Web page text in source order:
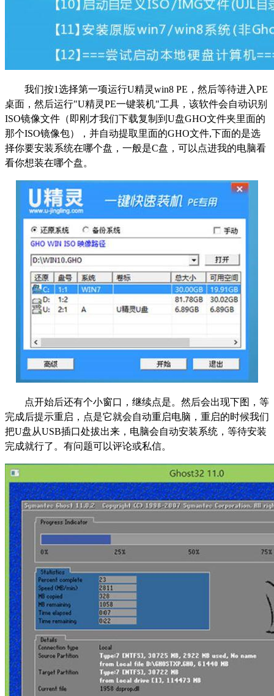
我们按1选择第一项运行U精灵win8 PE，然后等待进入PE
桌面，然后运行"U精灵PE一键装机"工具，该软件会自动识别
ISO镜像文件（即刚才我们下载复制到U盘GHO文件夹里面的
那个ISO镜像包），并自动提取里面的GHO文件,下面的是选
择你要安装系统在哪个盘，一般是C盘，可以点进我的电脑看
看你想装在哪个盘。
点开始后还有个小窗口，继续点是。然后会出现下图，等
完成后提示重启，点是它就会自动重启电脑，重启的时候我们
把U盘从USB插口处拔出来，电脑会自动安装系统，等待安装
完成就行了。有问题可以评论或私信。